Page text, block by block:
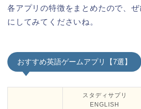
各アプリの特徴をまとめたので、
にしてみてくださいね。
おすすめ英語ゲームアプリ【7選】
スタディサプリ
ENGLISH